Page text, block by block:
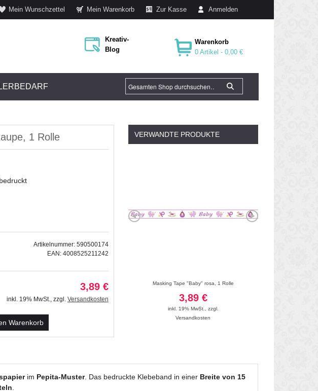
Mein Wunschzettel Mein Warenkorb Zur Kasse Anmelden
Kreativ-
Blog
Warenkorb
0 Artikel -0,00 €
1 Rolle
Artikelnummer: 590500174
EAN: 4008525211242
3,89 €
inkl. 19% MwSt., zzgl. Versandkosten
Warenkorb
VERWANDTE PRODUKTE
Masking Tape "Vintage" Knöpfe, 1 Rolle
3,89 €
Masking Tape "Baby" rosa, 1 Rolle
3,89 €
inkl. 19% MwSt.
zzgl.
Versandkosten
im Pepita-Muster. Das bedruckte Klebeband in einer Breite von 15